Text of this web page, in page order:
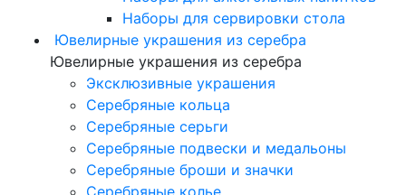
Наборы для сервировки стола
Ювелирные украшения из серебра
Ювелирные украшения из серебра
Эксклюзивные украшения
Серебряные кольца
Серебряные серьги
Серебряные подвески и медальоны
Серебряные броши и значки
Серебряные колье